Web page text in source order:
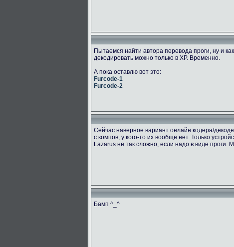
Пытаемся найти автора перевода проги, ну и
декодировать можно только в ХР. Временно.
А пока оставлю вот это:
Furcode-1
Furcode-2
Сейчас наверное вариант онлайн кодера/
с компов, у кого-то их вообще нет. Только
Lazarus не так сложно, если надо в виде проги.
Бамп ^_^